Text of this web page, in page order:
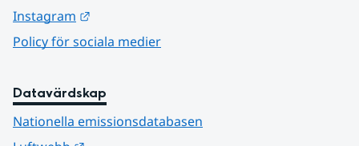
Instagram
Policy för sociala medier
Datavärdskap
Nationella emissionsdatabasen